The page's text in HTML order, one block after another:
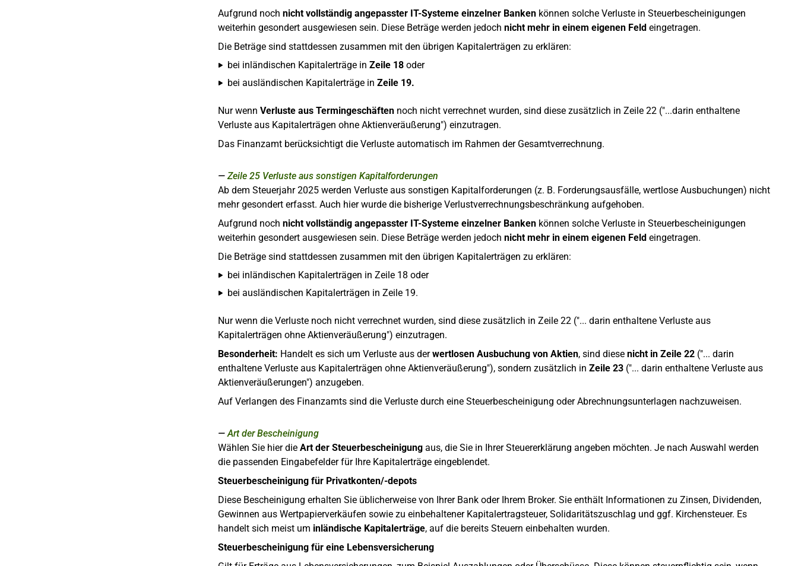
Aufgrund noch nicht vollständig angepasster IT-Systeme einzelner Banken können solche Verluste in Steuerbescheinigungen
weiterhin gesondert ausgewiesen sein. Diese Beträge werden jedoch nicht mehr in einem eigenen Feld eingetragen.
Die Beträge sind stattdessen zusammen mit den übrigen Kapitalerträgen zu erklären:
bei inländischen Kapitalerträge in Zeile 18 oder
bei ausländischen Kapitalerträge in Zeile 19.
Nur wenn Verluste aus Termingeschäften noch nicht verrechnet wurden, sind diese zusätzlich in Zeile 22 ("...darin enthaltene
Verluste aus Kapitalerträgen ohne Aktienveräußerung") einzutragen.
Das Finanzamt berücksichtigt die Verluste automatisch im Rahmen der Gesamtverrechnung.
Zeile 25 Verluste aus sonstigen Kapitalforderungen
Ab dem Steuerjahr 2025 werden Verluste aus sonstigen Kapitalforderungen (z. B. Forderungsausfälle, wertlose Ausbuchungen) nicht
mehr gesondert erfasst. Auch hier wurde die bisherige Verlustverrechnungsbeschränkung aufgehoben.
Aufgrund noch nicht vollständig angepasster IT-Systeme einzelner Banken können solche Verluste in Steuerbescheinigungen
weiterhin gesondert ausgewiesen sein. Diese Beträge werden jedoch nicht mehr in einem eigenen Feld eingetragen.
Die Beträge sind stattdessen zusammen mit den übrigen Kapitalerträgen zu erklären:
bei inländischen Kapitalerträgen in Zeile 18 oder
bei ausländischen Kapitalerträgen in Zeile 19.
Nur wenn die Verluste noch nicht verrechnet wurden, sind diese zusätzlich in Zeile 22 ("... darin enthaltene Verluste aus
Kapitalerträgen ohne Aktienveräußerung") einzutragen.
Besonderheit: Handelt es sich um Verluste aus derwertlosen Ausbuchung von Aktien, sind diese nicht in Zeile 22 ("... darin
enthaltene Verluste aus Kapitalerträgen ohne Aktienveräußerung"), sondern zusätzlich in Zeile 23 ("... darin enthaltene Verluste aus
Aktienveräußerungen") anzugeben.
Auf Verlangen des Finanzamts sind die Verluste durch eine Steuerbescheinigung oder Abrechnungsunterlagen nachzuweisen.
Art der Bescheinigung
Wählen Sie hier die Art der Steuerbescheinigung aus, die Sie in Ihrer Steuererklärung angeben möchten. Je nach Auswahl werden
die passenden Eingabefelder für Ihre Kapitalerträge eingeblendet.
Steuerbescheinigung für Privatkonten/-depots
Diese Bescheinigung erhalten Sie üblicherweise von Ihrer Bank oder Ihrem Broker. Sie enthält Informationen zu Zinsen, Dividenden,
Gewinnen aus Wertpapierverkäufen sowie zu einbehaltener Kapitalertragsteuer, Solidaritätszuschlag und ggf. Kirchensteuer. Es
handelt sich meist um inländische Kapitalerträge, auf die bereits Steuern einbehalten wurden.
Steuerbescheinigung für eine Lebensversicherung